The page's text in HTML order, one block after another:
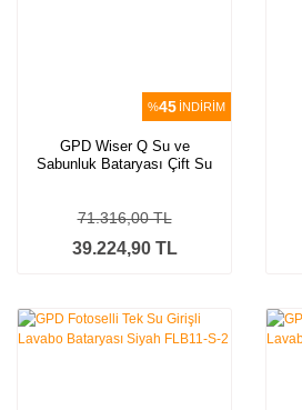
%45 İNDİRİM
GPD Wiser Q Su ve
Sabunluk Bataryası Çift Su
39.224,90 TL
71.316,00 TL